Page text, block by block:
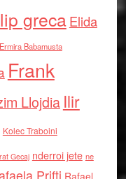
grecaElida
Ermira Babamusta
Frank
Llojdia Ilir
Kolec Traboini
Gecaj nderroi jete ne
Prifti Rafael